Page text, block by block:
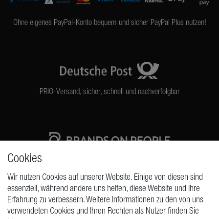
Ohne eigenes PayPal-Konto bequem und sicher PayPal Plus nutzen!
PRIO-Versand, sicher, schnell und nachverfolgbar
ANFRAGEN
Cookies
Wir nutzen Cookies auf unserer Website. Einige von diesen sind
essenziell, während andere uns helfen, diese Website und Ihre
Erfahrung zu verbessern. Weitere Informationen zu den von uns
verwendeten Cookies und Ihren Rechten als Nutzer finden Sie